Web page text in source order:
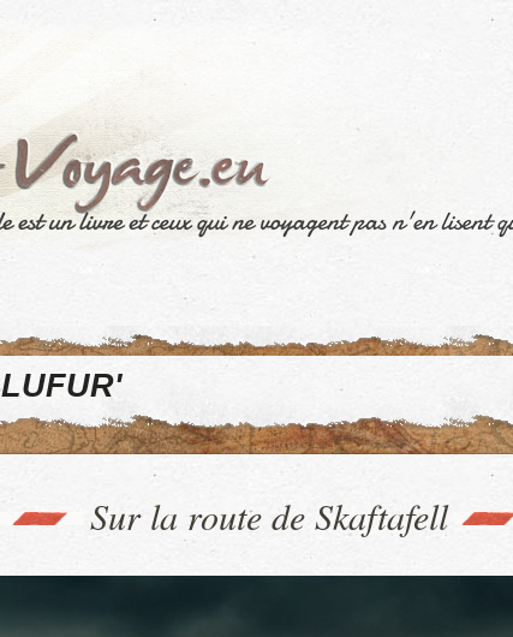
Sur la route de Skaftafell